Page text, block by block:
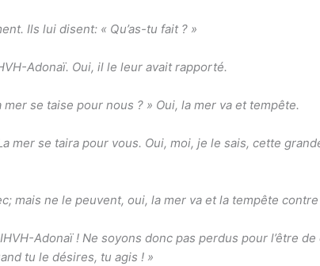
Ils lui disent: « Qu’as-tu fait ? »
Adonaï. Oui, il le leur avait rapporté.
se taise pour nous ? » Oui, la mer va et tempête.
mer se taira pour vous. Oui, moi, je le sais, cette
mais ne le peuvent, oui, la mer va et la tempête
Adonaï ! Ne soyons donc pas perdus pour l’être
tu le désires, tu agis ! »